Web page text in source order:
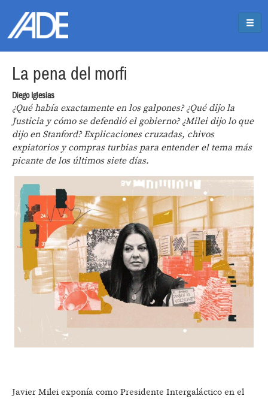
La pena del morfi
Diego Iglesias
¿Qué había exactamente en los galpones? ¿Qué dijo la
Justicia y cómo se defendió el gobierno? ¿Milei dijo lo que
dijo en Stanford? Explicaciones cruzadas, chivos
expiatorios y compras turbias para entender el tema más
picante de los últimos siete días.
Javier Milei exponía como Presidente Intergaláctico en el